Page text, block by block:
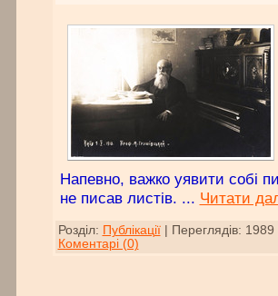
Напевно, важко уявити собі
не писав листів. ... Читати
Розділ: Публікації| Переглядів: 1989
Коментарі (0)